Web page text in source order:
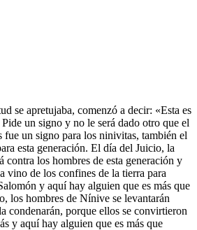
se apretujaba, comenzó a decir: «Esta es
un signo y no le será dado otro que el
fue un signo para los ninivitas, también el
esta generación. El día del Juicio, la
contra los hombres de esta generación y
vino de los confines de la tierra para
y aquí hay alguien que es más que
los hombres de Nínive se levantarán
condenarán, porque ellos se convirtieron
y aquí hay alguien que es más que